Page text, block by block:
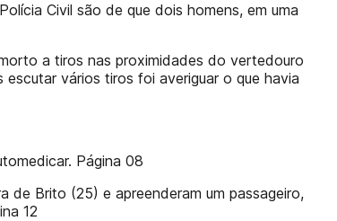
Civil são de que dois homens, em uma
a tiros nas proximidades do vertedouro
vários tiros foi averiguar o que havia
Página 08
de Brito (25) e apreenderam um passageiro,
12